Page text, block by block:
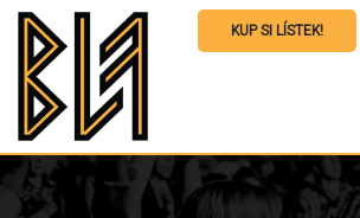
Skip
content
KUP SI LÍSTEK!